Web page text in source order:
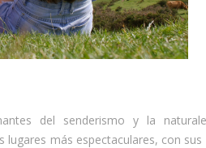
del senderismo y la
lugares más espectaculares, con